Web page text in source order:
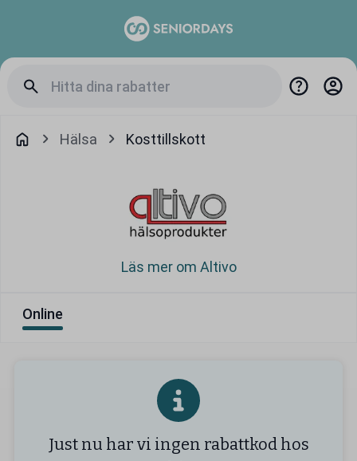
Hälsa Kosttillskott
Läs mer om Altivo
Online
Just nu har vi ingen rabattkod hos